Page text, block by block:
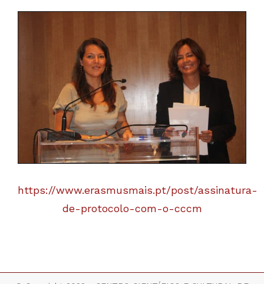
https://www.erasmusmais.pt/post/assinatura-
de-protocolo-com-o-cccm